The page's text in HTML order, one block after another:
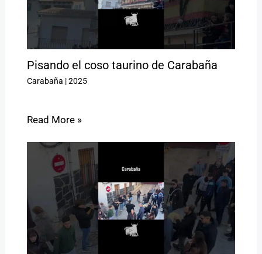
Pisando el coso taurino de Carabaña
Carabaña |2025
Read More »